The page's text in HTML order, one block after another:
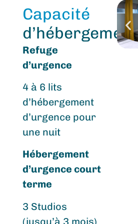
Capacité
d’hébergement
Refuge
d’urgence
4 à 6 lits
d’hébergement
d’urgence pour
une nuit
Hébergement
d’urgence court
terme
3 Studios
(jusqu’à 3 mois)